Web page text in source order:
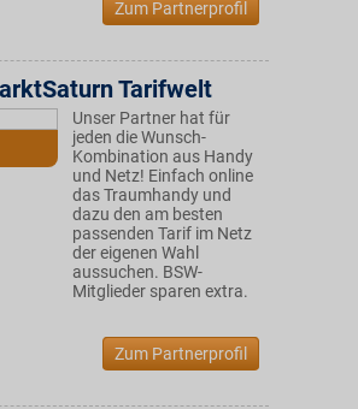
Zum Partnerprofil
Tarifwelt
Unser Partner hat für
jeden die Wunsch-
Kombination aus Handy
und Netz! Einfach online
das Traumhandy und
dazu den am besten
passenden Tarif im Netz
der eigenen Wahl
aussuchen. BSW-
Mitglieder sparen extra.
Zum Partnerprofil